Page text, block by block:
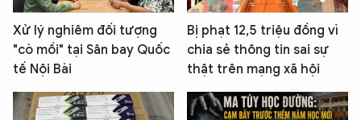
Xử lý nghiêm đối tượng
"cò mồi" tại Sân bay Quốc
tế Nội Bài
Bị phạt 12,5 triệu đồng vì
chia sẻ thông tin sai sự
thật trên mạng xã hội